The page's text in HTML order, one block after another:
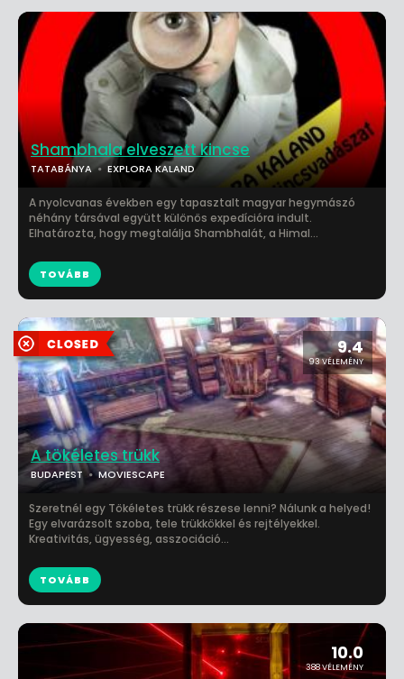
Shambhala elveszett kincse
TATABÁNYA EXPLORA KALAND
A nyolcvanas években egy tapasztalt magyar hegymászó
néhány társával együtt különös expedícióra indult.
Elhatározta, hogy megtalálja Shambhalát, a Himal...
TOVÁBB
9.4
93 VÉLEMÉNY
A tökéletes trükk
BUDAPEST MOVIESCAPE
Szeretnél egy Tökéletes trükk részese lenni? Nálunk a helyed!
Egy elvarázsolt szoba, tele trükkökkel és rejtélyekkel.
Kreativitás, ügyesség, asszociáció...
TOVÁBB
10.0
388 VÉLEMÉNY